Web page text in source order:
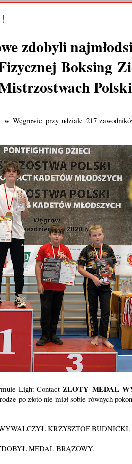
zdobyli
Boksing
w Węgrowie przy udziale 217
Light ContactZLOTY MEDAL
po złoto nie miał sobie równych
KRZYSZTOF BUDNICKI.
MEDAL BRĄZOWY.